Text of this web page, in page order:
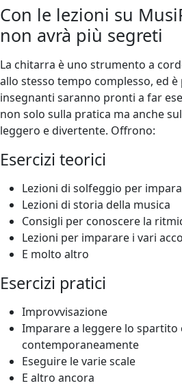
Con le lezioni su
non avrà più segreti
La chitarra è uno strumento a
allo stesso tempo complesso, ed
insegnanti saranno pronti a far
non solo sulla pratica ma anche
leggero e divertente. Offrono:
Esercizi teorici
Lezioni di solfeggio per
Lezioni di storia della musica
Consigli per conoscere la
Lezioni per imparare i vari
E molto altro
Esercizi pratici
Improvvisazione
Imparare a leggere lo spartito
contemporaneamente
Eseguire le varie scale
E altro ancora